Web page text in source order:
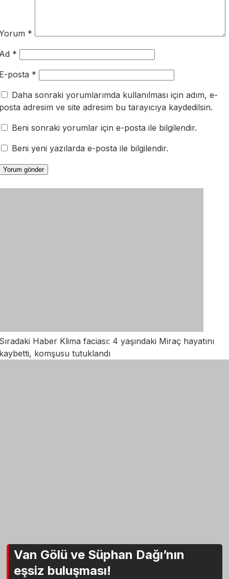
*
*
posta *
Daha sonraki yorumlarımda kullanılması için adım, e-
adresim ve site adresim bu tarayıcıya kaydedilsin.
Beni sonraki yorumlar için e-posta ile bilgilendir.
Beni yeni yazılarda e-posta ile bilgilendir.
Haber Klima faciası: 4 yaşındaki Miraç hayatını
komşusu tutuklandı
Van Gölü ve Süphan Dağı’nın
eşsiz buluşması!